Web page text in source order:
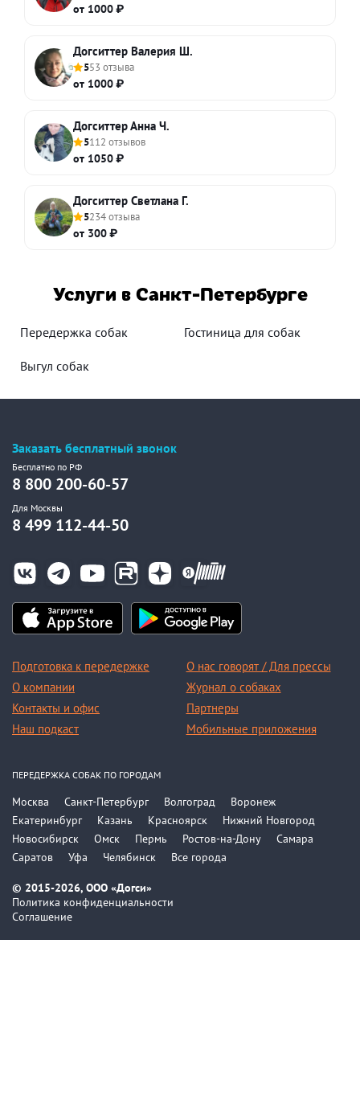
от 1000 ₽
Догситтер Валерия Ш.
553 отзыва
от 1000 ₽
Догситтер Анна Ч.
5112 отзывов
от 1050 ₽
Догситтер Светлана Г.
5234 отзыва
от 300 ₽
Услуги в Санкт-Петербурге
Передержка собак Гостиница для собак
Выгул собак
Заказать бесплатный звонок
Бесплатно по РФ
8 800 200-60-57
Для Москвы
8 499 112-44-50
Подготовка к передержке
О компании
Контакты и офис
Наш подкаст
О нас говорят / Для прессы
Журнал о собаках
Партнеры
Мобильные приложения
© 2015-2026, ООО «Догси»
Политика конфиденциальности
Соглашение
ПЕРЕДЕРЖКА СОБАК ПО ГОРОДАМ
Москва Санкт-Петербург Волгоград
Воронеж
Екатеринбург
Казань Красноярск
Нижний Новгород
Новосибирск
Омск Пермь Ростов-на-Дону
Самара
Саратов
Уфа Челябинск Все города